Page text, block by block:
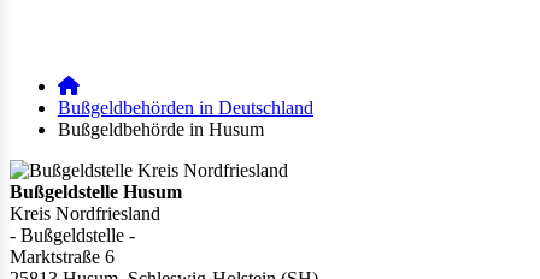
Bußgeldbehörden in Deutschland
Bußgeldbehörde in Husum
Bußgeldstelle Husum
Kreis Nordfriesland
- Bußgeldstelle -
Marktstraße 6